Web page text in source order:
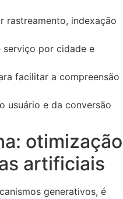
rastreamento, indexação
serviço por cidade e
facilitar a compreensão
usuário e da conversão
otimização
artificiais
generativos, é